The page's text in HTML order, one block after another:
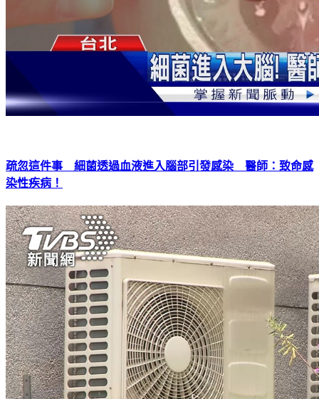
疏忽這件事 細菌透過血液進入腦部引發感染 醫師：致命感
染性疾病！